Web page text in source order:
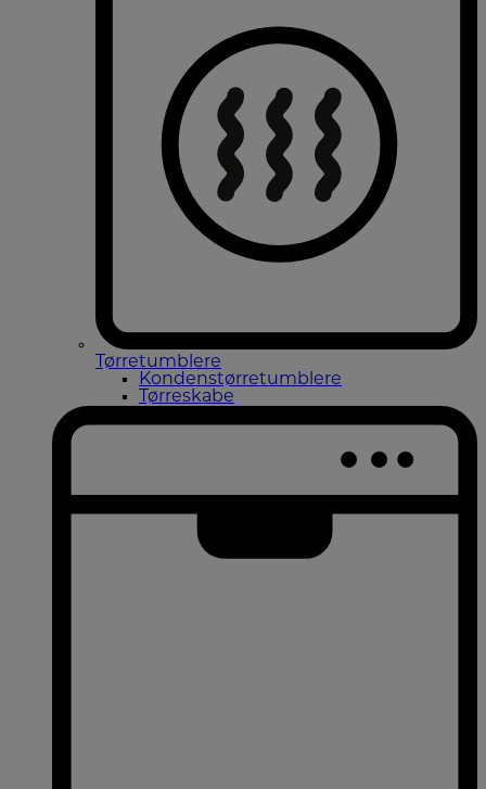
Tørretumblere
Kondenstørretumblere
Tørreskabe